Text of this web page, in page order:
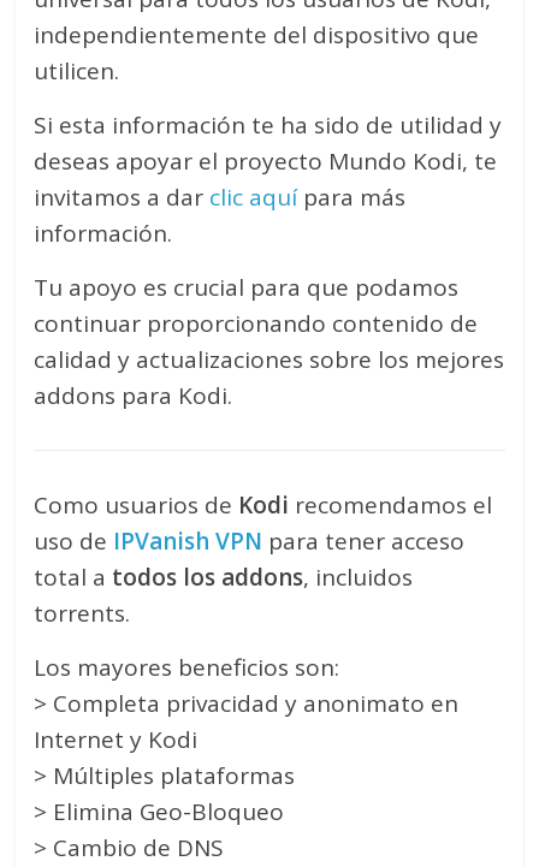
independientemente del dispositivo que
utilicen.
Si esta información te ha sido de utilidad y
deseas apoyar el proyecto Mundo Kodi, te
invitamos a dar clic aquípara más
información.
Tu apoyo es crucial para que podamos
continuar proporcionando contenido de
calidad y actualizaciones sobre los mejores
addons para Kodi.
Como usuarios de Kodi recomendamos el
uso de IPVanish VPN para tener acceso
total a todos los addons, incluidos
torrents.
Los mayores beneficios son:
> Completa privacidad y anonimato en
Internet y Kodi
> Múltiples plataformas
> Elimina Geo-Bloqueo
> Cambio de DNS